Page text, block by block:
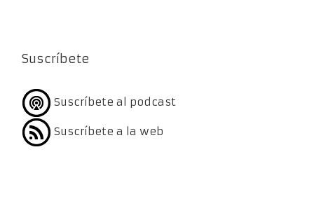
Suscríbete
Suscríbete al podcast
Suscríbete a la web